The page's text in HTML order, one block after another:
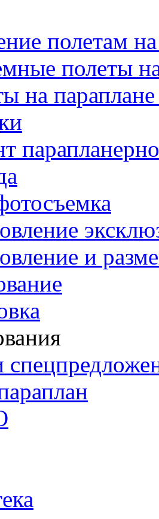
полетам
полеты
на
и